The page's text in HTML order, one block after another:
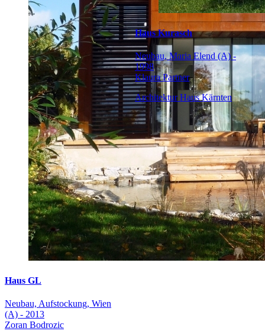
Haus GL
Neubau, Aufstockung, Wien
(A) - 2013
Zoran Bodrozic
Haus Kurasch
Neubau, Maria Elend (A) -
1998
Klaura Partner
Architektur Haus Kärnten